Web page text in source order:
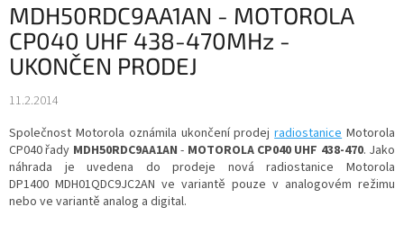
MDH50RDC9AA1AN - MOTOROLA
CP040 UHF 438-470MHz -
UKONČEN PRODEJ
11.2.2014
Společnost Motorola oznámila ukončení prodejradiostanice Motorola
CP040 řady MDH50RDC9AA1AN - MOTOROLA CP040 UHF 438-470. Jako
náhrada je uvedena do prodeje nová radiostanice Motorola
DP1400 MDH01QDC9JC2AN ve variantě pouze v analogovém režimu
nebo ve variantě analog a digital.